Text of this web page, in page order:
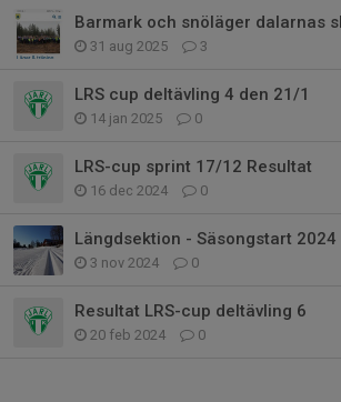
Barmark och snöläger dalarnas
31 aug 2025 3
LRS cup deltävling 4 den 21/1
14 jan 2025 0
LRS-cup sprint 17/12 Resultat
16 dec 2024 0
Längdsektion - Säsongstart 2024
3 nov 2024 0
Resultat LRS-cup deltävling 6
20 feb 2024 0